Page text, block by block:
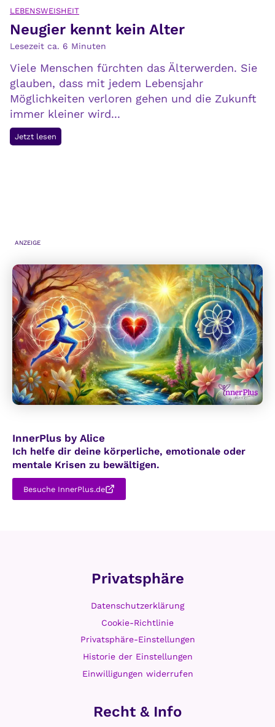
e
r
n
c
h
t
s
m
t
e
l
u
d
e
i
t
s
h
e
l
f
e
LEBENSWEISHEIT
Neugier kennt kein Alter
Lesezeit ca. 6 Minuten
Viele Menschen fürchten das Älterwerden. Sie
glauben, dass mit jedem Lebensjahr
Möglichkeiten verloren gehen und die Zukunft
immer kleiner wird...
Jetzt lesen
n
n
t
k
e
i
n
A
l
r
ANZEIGE
InnerPlus by Alice
Ich helfe dir deine körperliche, emotionale oder
mentale Krisen zu bewältigen.
Besuche InnerPlus.de
Recht & Info
Privatsphäre
Datenschutzerklärung
Cookie-Richtlinie
Privatsphäre-Einstellungen
Historie der Einstellungen
Einwilligungen widerrufen